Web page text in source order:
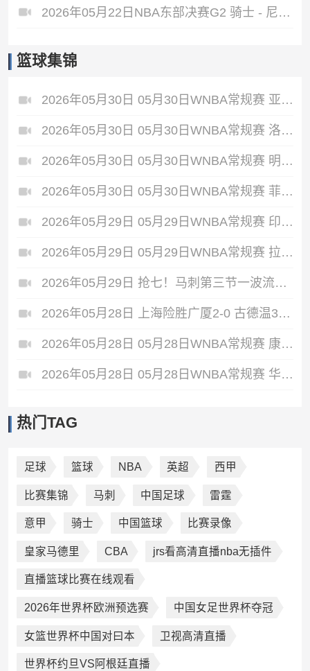
2026年05月22日NBA东部决赛G2 骑士 - 尼克斯 全场录像
篮球集锦
2026年05月30日 05月30日WNBA常规赛 亚特兰大梦想86-66波特兰火焰 全场集锦
2026年05月30日 05月30日WNBA常规赛 洛杉矶火花92-87华盛顿神秘人 全场集锦
2026年05月30日 05月30日WNBA常规赛 明尼苏达山猫79-58芝加哥天空 全场集锦
2026年05月30日 05月30日WNBA常规赛 菲尼克斯水星68-75纽约自由人 全场集锦
2026年05月29日 05月29日WNBA常规赛 印第安纳狂热88-90金州女武神 全场集锦
2026年05月29日 05月29日WNBA常规赛 拉斯维加斯王牌87-95达拉斯飞翼 全场集锦
2026年05月29日 抢七！马刺第三节一波流大胜雷霆扳成3-3 文班28+10 SGA18中6
2026年05月28日 上海险胜广厦2-0 古德温31+11&抢断3分压哨绝杀 布朗空砍50分
2026年05月28日 05月28日WNBA常规赛 康涅狄格太阳61-71波特兰火焰 全场集锦
2026年05月28日 05月28日WNBA常规赛 华盛顿神秘人78-64西雅图风暴 全场集锦
热门TAG
足球 篮球 NBA 英超 西甲
比赛集锦 马刺 中国足球 雷霆
意甲 骑士 中国篮球 比赛录像
皇家马德里 CBA jrs看高清直播nba无插件
直播篮球比赛在线观看
2026年世界杯欧洲预选赛 中国女足世界杯夺冠
女篮世界杯中国对曰本 卫视高清直播
世界杯约旦VS阿根廷直播